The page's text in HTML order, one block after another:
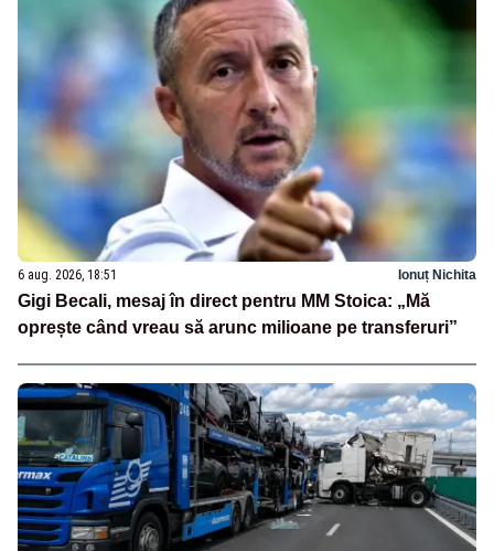
6 aug. 2026, 18:51 Ionuț Nichita
Gigi Becali, mesaj în direct pentru MM Stoica: „Mă
oprește când vreau să arunc milioane pe transferuri”